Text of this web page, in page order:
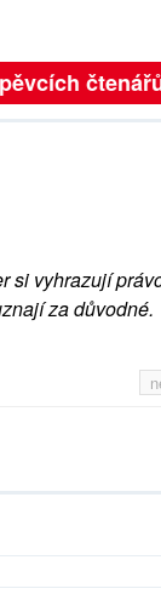
si vyhrazují
za důvodné.